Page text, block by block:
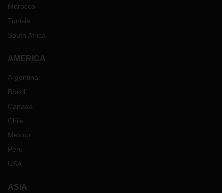
Morocco
Tunisia
South Africa
AMERICA
Argentina
Brazil
Canada
Chile
Mexico
Peru
USA
ASIA